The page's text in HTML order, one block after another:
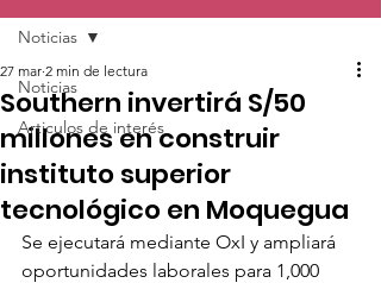
Noticias
Articulos de interés
Noticias
Southern invertirá S/50
millones en construir
instituto superior
tecnológico en Moquegua
27 mar 2 min de lectura
Se ejecutará mediante OxI y ampliará
oportunidades laborales para 1,000